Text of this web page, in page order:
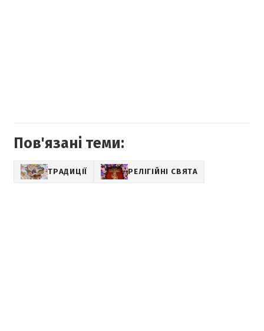
Пов'язані теми:
ТРАДИЦІЇ РЕЛІГІЙНІ СВЯТА